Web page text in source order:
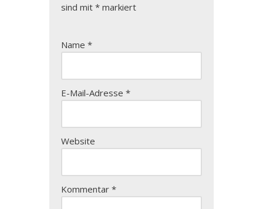
sind mit * markiert
Name *
E-Mail-Adresse *
Website
Kommentar *